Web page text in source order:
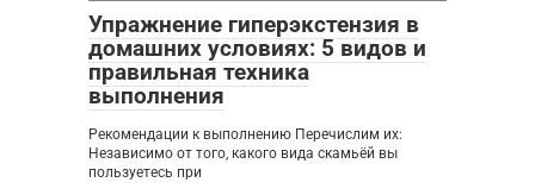
Упражнение гиперэкстензия в
домашних условиях: 5 видов и
правильная техника
выполнения
Рекомендации к выполнению Перечислим их:
Независимо от того, какого вида скамьёй вы
пользуетесь при